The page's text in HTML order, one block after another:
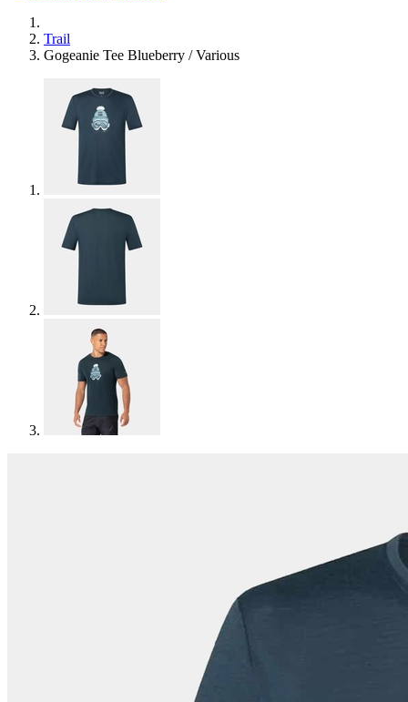
Trail
Gogeanie Tee Blueberry / Various